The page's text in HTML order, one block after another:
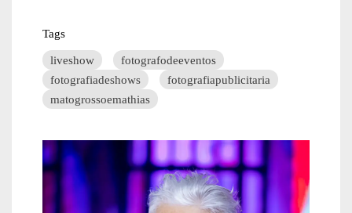
Tags
liveshow
fotografodeeventos
fotografiadeshows
fotografiapublicitaria
matogrossoemathias